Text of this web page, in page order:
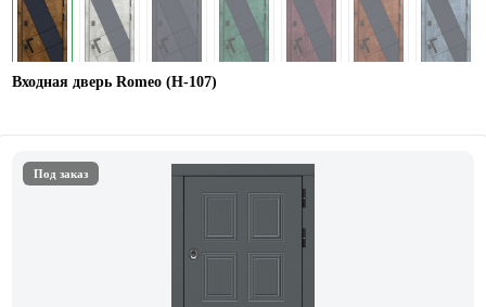
Входная дверь Romeo (Н-107)
Под заказ